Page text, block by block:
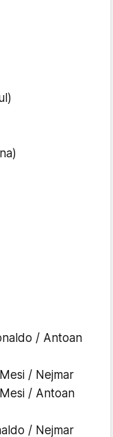
/ Antoan
/ Nejmar
/ Antoan
/ Nejmar